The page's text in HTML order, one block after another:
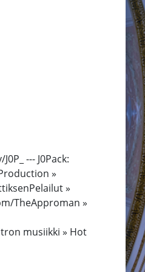
--- J0Pack:
»
»
TheApproman »
musiikki » Hot